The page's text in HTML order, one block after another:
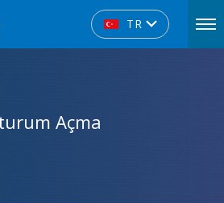
TR
Açma